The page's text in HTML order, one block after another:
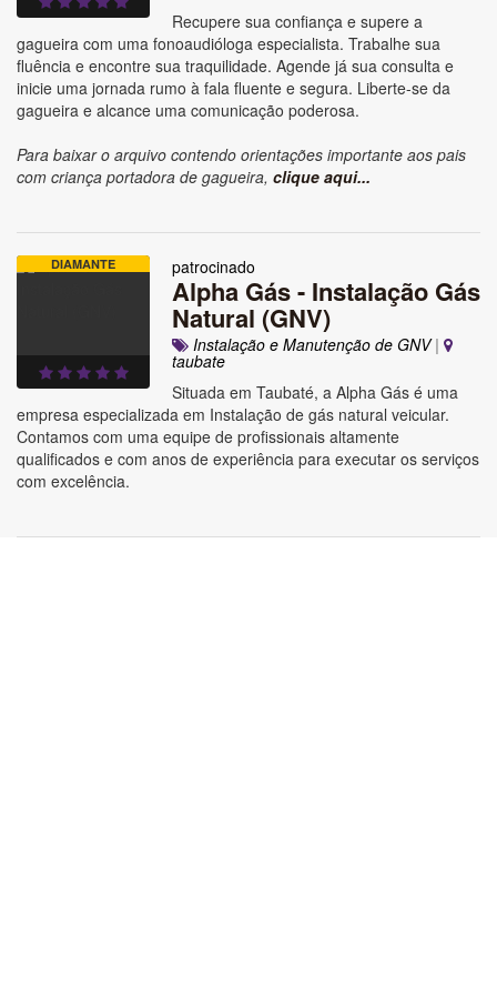
Recupere sua confiança e supere a
gagueira com uma fonoaudióloga especialista. Trabalhe sua
fluência e encontre sua traquilidade. Agende já sua consulta e
inicie uma jornada rumo à fala fluente e segura. Liberte-se da
gagueira e alcance uma comunicação poderosa.
Para baixar o arquivo contendo orientações importante aos pais
com criança portadora de gagueira, clique aqui...
DIAMANTE patrocinado
Alpha Gás - Instalação Gás
Natural (GNV)
Instalação e Manutenção de GNV|
taubate
Situada em Taubaté, a Alpha Gás é uma
empresa especializada em Instalação de gás natural veicular.
Contamos com uma equipe de profissionais altamente
qualificados e com anos de experiência para executar os serviços
com excelência.